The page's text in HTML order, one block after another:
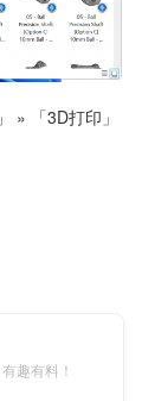
»
「3D打印」
趣有料！